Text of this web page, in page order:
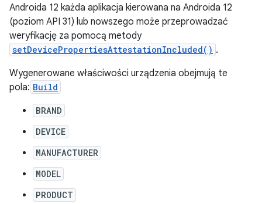
Androida 12 każda aplikacja kierowana na Androida 12
(poziom API 31) lub nowszego może przeprowadzać
weryfikację za pomocą metody
setDevicePropertiesAttestationIncluded() .
Wygenerowane właściwości urządzenia obejmują te
pola: Build
BRAND
DEVICE
MANUFACTURER
MODEL
PRODUCT